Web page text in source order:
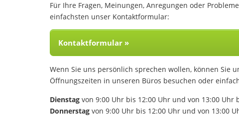
Für Ihre Fragen, Meinungen, Anregungen oder
einfachsten unser Kontaktformular:
Kontaktformular »
Wenn Sie uns persönlich sprechen wollen, können Sie
Öffnungszeiten in unseren Büros besuchen oder
Dienstag von 9:00 Uhr bis 12:00 Uhr und von 13:00 Uhr
Donnerstag von 9:00 Uhr bis 12:00 Uhr und von 13:00